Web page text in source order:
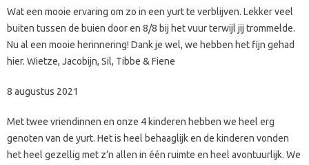
Wat een mooie ervaring om zo in een yurt te verblijven. Lekker veel
buiten tussen de buien door en 8/8 bij het vuur terwijl jij trommelde.
Nu al een mooie herinnering! Dank je wel, we hebben het fijn gehad
hier. Wietze, Jacobijn, Sil, Tibbe & Fiene
8 augustus 2021
Met twee vriendinnen en onze 4 kinderen hebben we heel erg
genoten van de yurt. Het is heel behaaglijk en de kinderen vonden
het heel gezellig met z’n allen in één ruimte en heel avontuurlijk. We